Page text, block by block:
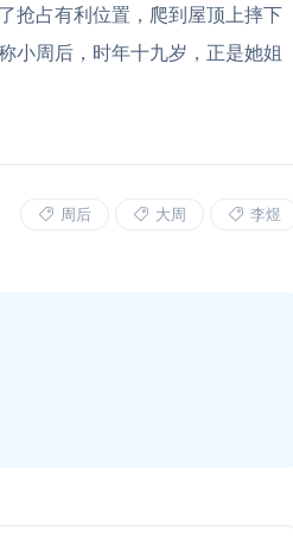
抢占有利位置，爬到屋顶上摔下
小周后，时年十九岁，正是她姐
周后 大周 李煜